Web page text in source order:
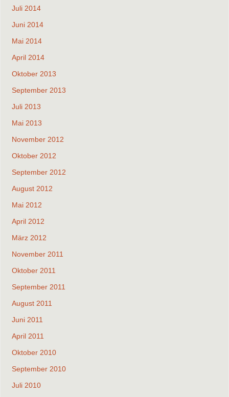
Juli 2014
Juni 2014
Mai 2014
April 2014
Oktober 2013
September 2013
Juli 2013
Mai 2013
November 2012
Oktober 2012
September 2012
August 2012
Mai 2012
April 2012
März 2012
November 2011
Oktober 2011
September 2011
August 2011
Juni 2011
April 2011
Oktober 2010
September 2010
Juli 2010